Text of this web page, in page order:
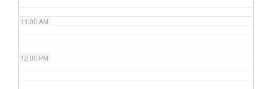
11:00 AM
12:00 PM